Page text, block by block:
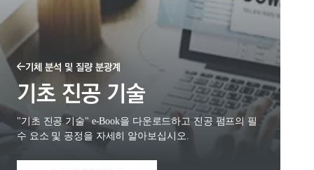
기체 분석 및 질량 분광계
기초 진공 기술
"기초 진공 기술" e-Book을 다운로드하고 진공 펌프의 필
수 요소 및 공정을 자세히 알아보십시오.